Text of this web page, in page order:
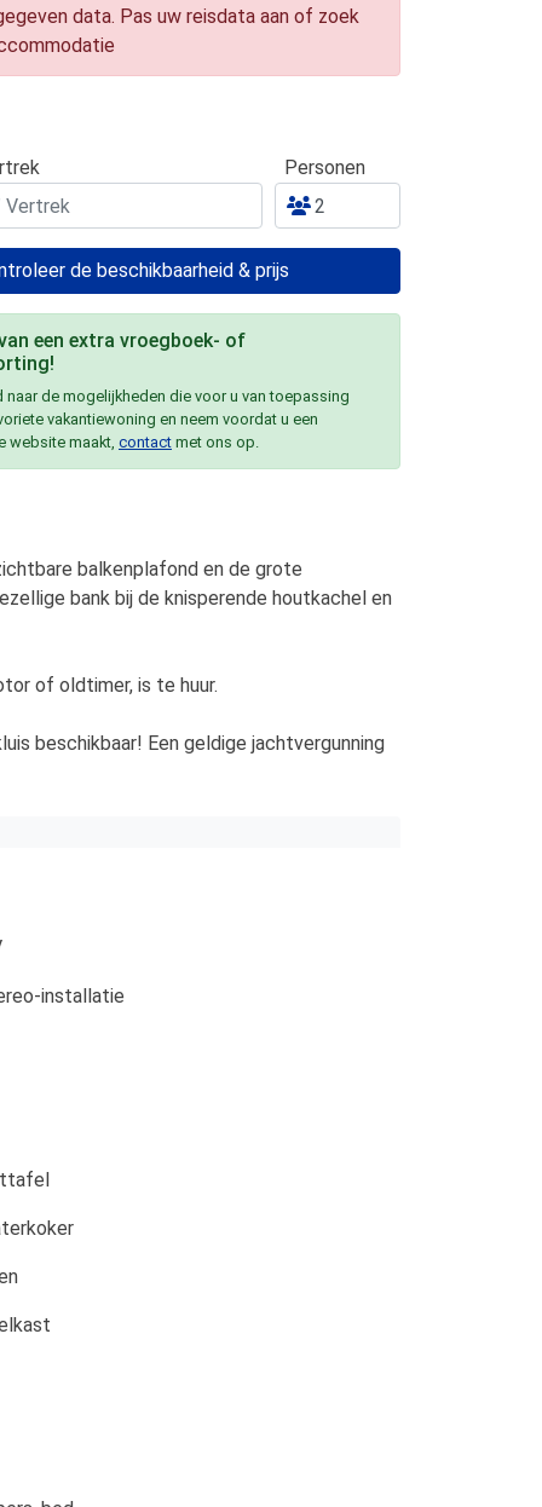
data. Pas uw reisdata aan of zoek
Personen
de beschikbaarheid & prijs
een extra vroegboek- of
naar de mogelijkheden die voor u van toepassing
vakantiewoning en neem voordat u een
website maakt, contact met ons op.
balkenplafond en de grote
bank bij de knisperende houtkachel en
of oldtimer, is te huur.
beschikbaar! Een geldige jachtvergunning
installatie